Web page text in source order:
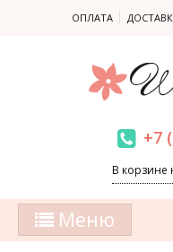
ОПЛАТА
+7
В корзине
Меню